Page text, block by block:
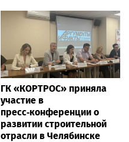
ГК «КОРТРОС» приняла
участие в
пресс‑конференции о
развитии строительной
отрасли в Челябинске